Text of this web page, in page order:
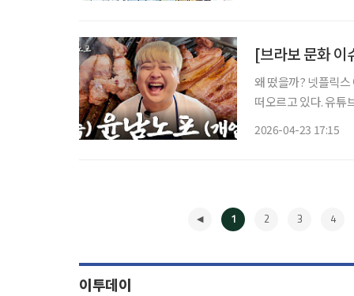
[브라보 문화 이
왜 떴을까? 넷플릭스
떠오르고 있다. 유튜
2026-04-23 17:15
1 2 3 4
이투데이